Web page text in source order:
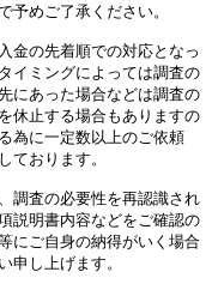
予めご了承ください。
金の先着順での対応となっ
イミングによっては調査の
にあった場合などは調査の
休止する場合もありますの
為に一定数以上のご依頼
ております。
調査の必要性を再認識され
説明書内容などをご確認の
にご自身の納得がいく場合
申し上げます。